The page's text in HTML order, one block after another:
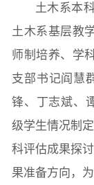
土木系本
土木系基层教
师制培养、学
支部书记阎慧
锋、丁志斌、
级学生情况制
科评估成果探
果准备方向，